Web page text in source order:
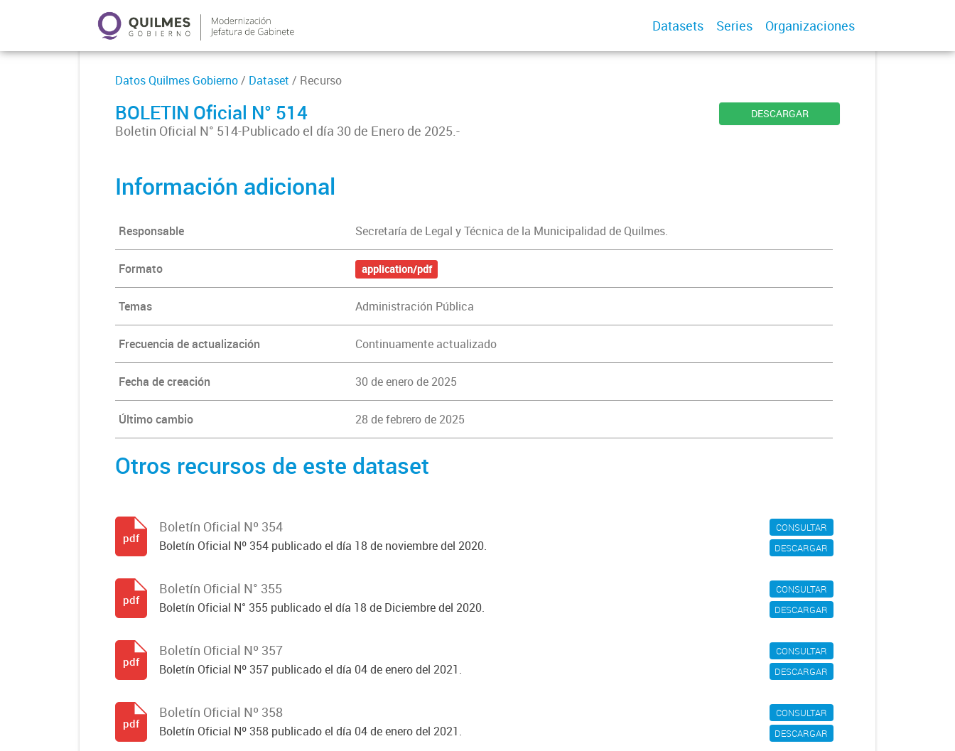
Datasets Series Organizaciones
Datos Quilmes Gobierno/ Dataset / Recurso
BOLETIN Oficial N° 514
Boletin Oficial N° 514-Publicado el día 30 de Enero de 2025.-
DESCARGAR
Información adicional
Responsable Secretaría de Legal y Técnica de la Municipalidad de Quilmes.
Formato application/pdf
Temas Administración Pública
Frecuencia de actualización Continuamente actualizado
Fecha de creación 30 de enero de 2025
Último cambio 28 de febrero de 2025
Otros recursos de este dataset
CONSULTAR
DESCARGAR
Boletín Oficial Nº 354
Boletín Oficial Nº 354 publicado el día 18 de noviembre del 2020.
pdf
CONSULTAR
DESCARGAR
Boletín Oficial N° 355
Boletín Oficial N° 355 publicado el día 18 de Diciembre del 2020.
pdf
CONSULTAR
DESCARGAR
Boletín Oficial Nº 357
Boletín Oficial Nº 357 publicado el día 04 de enero del 2021.
pdf
CONSULTAR
DESCARGAR
Boletín Oficial Nº 358
Boletín Oficial Nº 358 publicado el día 04 de enero del 2021.
pdf